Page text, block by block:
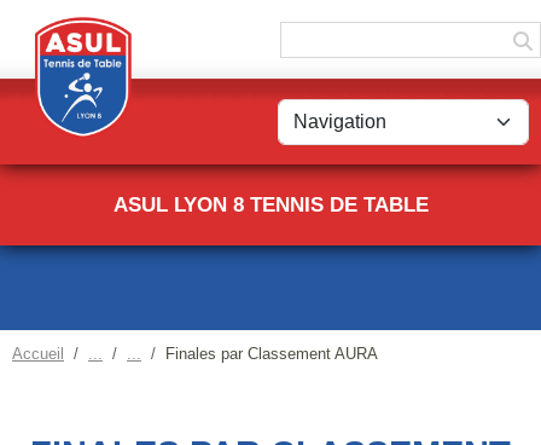
ASUL LYON 8 TENNIS DE TABLE
Accueil Finales par Classement AURA
Panneau de gestion des cookies